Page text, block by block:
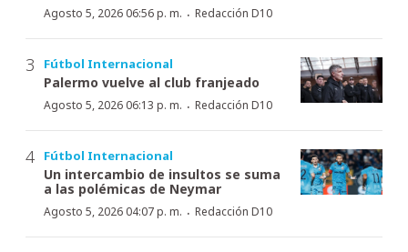
Agosto 5, 2026 06:56 p. m. · Redacción D10
Fútbol Internacional
Palermo vuelve al club franjeado
Agosto 5, 2026 06:13 p. m. · Redacción D10
Fútbol Internacional
Un intercambio de insultos se suma
a las polémicas de Neymar
Agosto 5, 2026 04:07 p. m. · Redacción D10